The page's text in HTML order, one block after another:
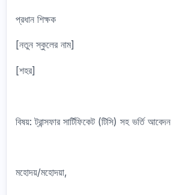
প্রধান শিক্ষক
[নতুন স্কুলের নাম]
[শহর]
বিষয়: ট্রান্সফার সার্টিফিকেট (টিসি) সহ ভর্তি আবেদন
মহোদয়/মহোদয়া,